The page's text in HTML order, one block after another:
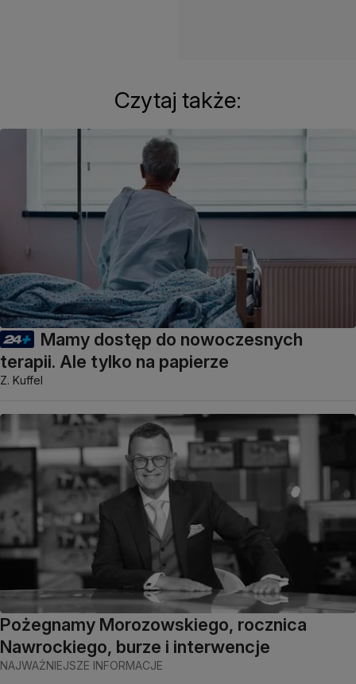
Czytaj także:
Mamy dostęp do nowoczesnych
terapii. Ale tylko na papierze
Z. Kuffel
Pożegnamy Morozowskiego, rocznica
Nawrockiego, burze i interwencje
NAJWAŻNIEJSZE INFORMACJE